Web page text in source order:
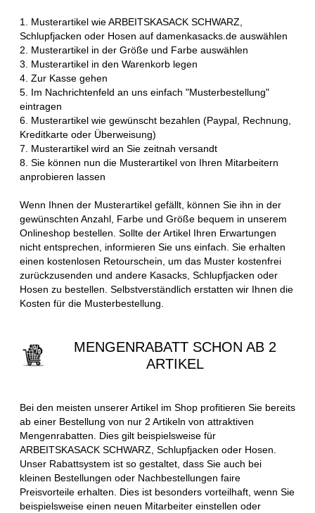
1. Musterartikel wie ARBEITSKASACK SCHWARZ,
Schlupfjacken oder Hosen auf damenkasacks.de auswählen
2. Musterartikel in der Größe und Farbe auswählen
3. Musterartikel in den Warenkorb legen
4. Zur Kasse gehen
5. Im Nachrichtenfeld an uns einfach "Musterbestellung"
eintragen
6. Musterartikel wie gewünscht bezahlen (Paypal, Rechnung,
Kreditkarte oder Überweisung)
7. Musterartikel wird an Sie zeitnah versandt
8. Sie können nun die Musterartikel von Ihren Mitarbeitern
anprobieren lassen
Wenn Ihnen der Musterartikel gefällt, können Sie ihn in der
gewünschten Anzahl, Farbe und Größe bequem in unserem
Onlineshop bestellen. Sollte der Artikel Ihren Erwartungen
nicht entsprechen, informieren Sie uns einfach. Sie erhalten
einen kostenlosen Retourschein, um das Muster kostenfrei
zurückzusenden und andere Kasacks, Schlupfjacken oder
Hosen zu bestellen. Selbstverständlich erstatten wir Ihnen die
Kosten für die Musterbestellung.
MENGENRABATT SCHON AB 2
ARTIKEL
Bei den meisten unserer Artikel im Shop profitieren Sie bereits
ab einer Bestellung von nur 2 Artikeln von attraktiven
Mengenrabatten. Dies gilt beispielsweise für
ARBEITSKASACK SCHWARZ, Schlupfjacken oder Hosen.
Unser Rabattsystem ist so gestaltet, dass Sie auch bei
kleinen Bestellungen oder Nachbestellungen faire
Preisvorteile erhalten. Dies ist besonders vorteilhaft, wenn Sie
beispielsweise einen neuen Mitarbeiter einstellen oder